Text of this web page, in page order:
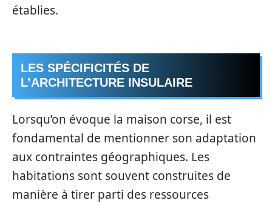
établies.
LES SPÉCIFICITÉS DE
L’ARCHITECTURE INSULAIRE
Lorsqu’on évoque la maison corse, il est
fondamental de mentionner son adaptation
aux contraintes géographiques. Les
habitations sont souvent construites de
manière à tirer parti des ressources